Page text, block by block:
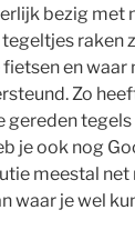
bezig
raken
fietsen en
Zo
gereden
je ook nog
meestal
waar je wel